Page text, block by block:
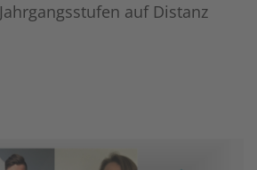
auf Distanz